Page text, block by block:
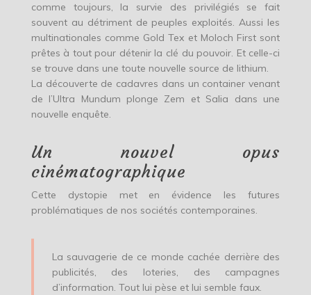
comme toujours, la survie des privilégiés se fait
souvent au détriment de peuples exploités. Aussi les
multinationales comme Gold Tex et Moloch First sont
prêtes à tout pour détenir la clé du pouvoir. Et celle-ci
se trouve dans une toute nouvelle source de lithium.
La découverte de cadavres dans un container venant
de l’Ultra Mundum plonge Zem et Salia dans une
nouvelle enquête.
Un nouvel opus
cinématographique
Cette dystopie met en évidence les futures
problématiques de nos sociétés contemporaines.
La sauvagerie de ce monde cachée derrière des
publicités, des loteries, des campagnes
d’information. Tout lui pèse et lui semble faux.